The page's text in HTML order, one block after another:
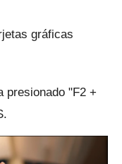
gráficas
presionado "F2 +